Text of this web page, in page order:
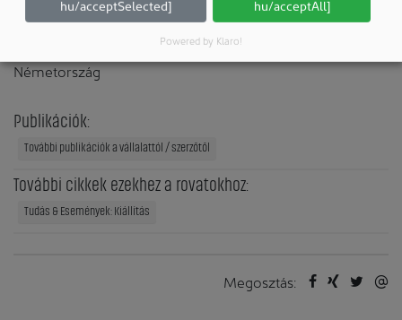
DECHEMA Gesellschaft für Chemische Technik und
Biotechnologie e.V.
60486 Frankfurt am Main
Németország
Publikációk:
További publikációk a vállalattól / szerzőtől
További cikkek ezekhez a rovatokhoz:
Tudás & Események: Kiállítás
Megosztás:
hu/acceptSelected]
hu/acceptAll]
Powered by Klaro!